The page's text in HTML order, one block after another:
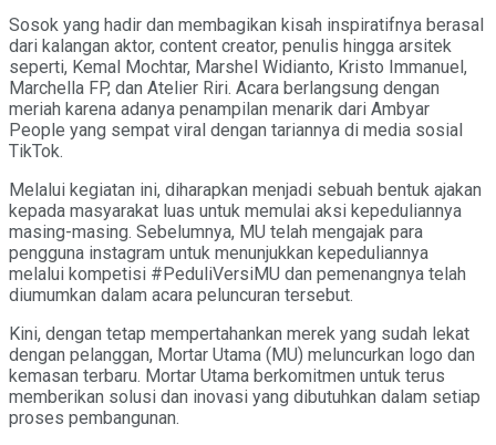
Sosok yang hadir dan membagikan kisah inspiratifnya berasal
dari kalangan aktor, content creator, penulis hingga arsitek
seperti, Kemal Mochtar, Marshel Widianto, Kristo Immanuel,
Marchella FP, dan Atelier Riri. Acara berlangsung dengan
meriah karena adanya penampilan menarik dari Ambyar
People yang sempat viral dengan tariannya di media sosial
TikTok.
Melalui kegiatan ini, diharapkan menjadi sebuah bentuk ajakan
kepada masyarakat luas untuk memulai aksi kepeduliannya
masing-masing. Sebelumnya, MU telah mengajak para
pengguna instagram untuk menunjukkan kepeduliannya
melalui kompetisi #PeduliVersiMU dan pemenangnya telah
diumumkan dalam acara peluncuran tersebut.
Kini, dengan tetap mempertahankan merek yang sudah lekat
dengan pelanggan, Mortar Utama (MU) meluncurkan logo dan
kemasan terbaru. Mortar Utama berkomitmen untuk terus
memberikan solusi dan inovasi yang dibutuhkan dalam setiap
proses pembangunan.